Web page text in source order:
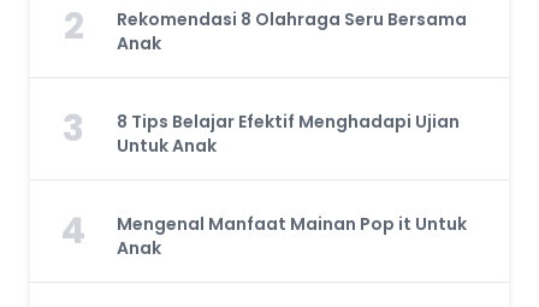
2
Rekomendasi 8 Olahraga Seru Bersama
Anak
3
8 Tips Belajar Efektif Menghadapi Ujian
Untuk Anak
4
Mengenal Manfaat Mainan Pop it Untuk
Anak